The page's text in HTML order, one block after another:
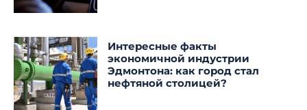
Интересные факты
экономичной индустрии
Эдмонтона: как город стал
нефтяной столицей?